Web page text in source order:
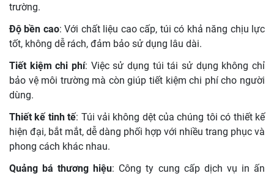
trường.
Độ bền cao: Với chất liệu cao cấp, túi có khả năng chịu lực
tốt, không dễ rách, đảm bảo sử dụng lâu dài.
Tiết kiệm chi phí: Việc sử dụng túi tái sử dụng không chỉ
bảo vệ môi trường mà còn giúp tiết kiệm chi phí cho người
dùng.
Thiết kế tinh tế: Túi vải không dệt của chúng tôi có thiết kế
hiện đại, bắt mắt, dễ dàng phối hợp với nhiều trang phục và
phong cách khác nhau.
Quảng bá thương hiệu: Công ty cung cấp dịch vụ in ấn